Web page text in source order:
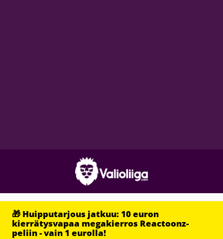
🎁 Huipputarjous jatkuu: 10 euron
kierrätysvapaa megakierros Reactoonz-
peliin - vain 1 eurolla!